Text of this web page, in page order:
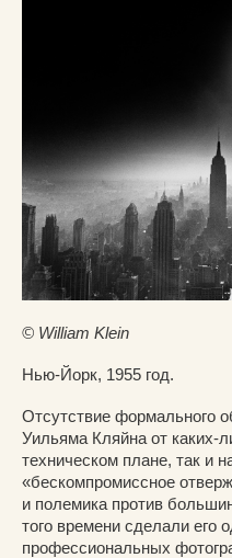
© William Klein
Нью-Йорк, 1955 год.
Отсутствие формального
Уильяма Кляйна от каких-
техническом плане, так и
«бескомпромиссное
и полемика против
того времени сделали его
профессиональных